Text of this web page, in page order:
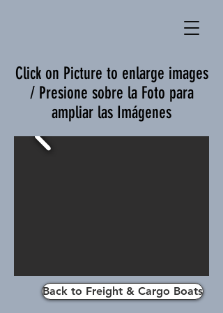
Click on Picture to enlarge images
/ Presione sobre la Foto para
ampliar las Imágenes
Back to Freight & Cargo Boats